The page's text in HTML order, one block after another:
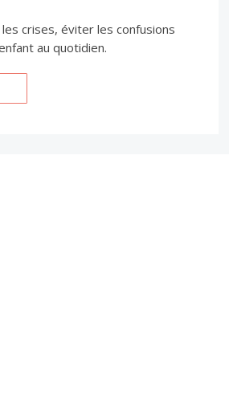
crises, éviter les confusions
au quotidien.